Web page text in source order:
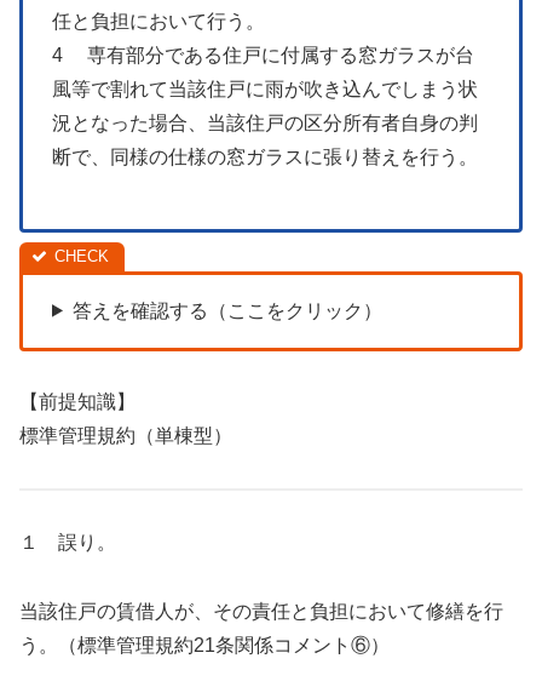
任と負担において行う。
4 専有部分である住戸に付属する窓ガラスが台
風等で割れて当該住戸に雨が吹き込んでしまう状
況となった場合、当該住戸の区分所有者自身の判
断で、同様の仕様の窓ガラスに張り替えを行う。
答えを確認する（ここをクリック）
【前提知識】
標準管理規約（単棟型）
１ 誤り。
当該住戸の賃借人が、その責任と負担において修繕を行
う。（標準管理規約21条関係コメント⑥）